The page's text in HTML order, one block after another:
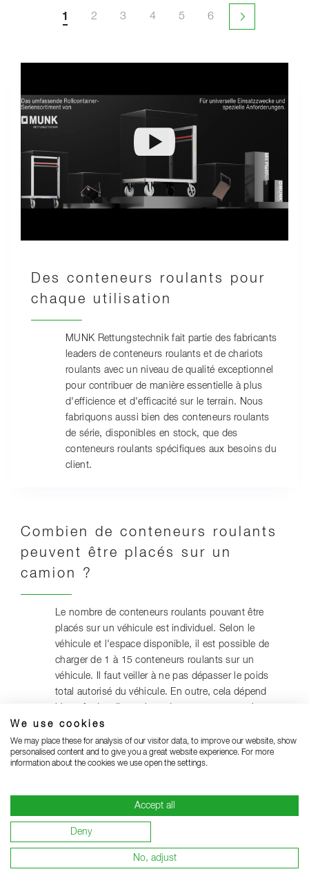
We use cookies
We may place these for analysis of our visitor data, to improve our website, show
personalised content and to give you a great website experience. For more
information about the cookies we use open the settings.
Accept all
Deny
No, adjust
1 2 3 4 5 6
Page
Des conteneurs roulants pour
chaque utilisation
MUNK Rettungstechnik fait partie des fabricants
leaders de conteneurs roulants et de chariots
roulants avec un niveau de qualité exceptionnel
pour contribuer de manière essentielle à plus
d'efficience et d'efficacité sur le terrain. Nous
fabriquons aussi bien des conteneurs roulants
de série, disponibles en stock, que des
conteneurs roulants spécifiques aux besoins du
client.
Combien de conteneurs roulants
peuvent être placés sur un
camion ?
Le nombre de conteneurs roulants pouvant être
placés sur un véhicule est individuel. Selon le
véhicule et l'espace disponible, il est possible de
charger de 1 à 15 conteneurs roulants sur un
véhicule. Il faut veiller à ne pas dépasser le poids
total autorisé du véhicule. En outre, cela dépend
Conteneurs roulants selon
Une directive de l'AGBF (Arbeitsgemeinschaft der
Leiter der Berufsfeuerwehr in der Bundesrepublik
Deutschland = Groupe de travail des directeurs des
corps de sapeurs-pompiers professionnels de la